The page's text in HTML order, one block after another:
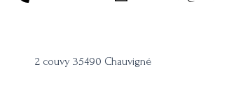
2 couvy 35490 Chauvigné